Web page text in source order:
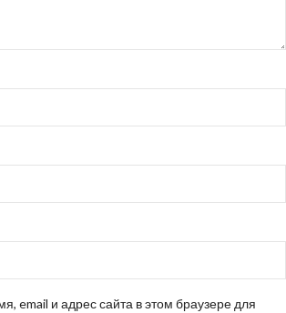
email и адрес сайта в этом браузере для